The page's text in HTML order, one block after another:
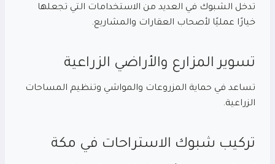
تدخل الشبوك في العديد من الاستخدامات التي تجعلها
خيارًا عمليًا لأصحاب العقارات والمشاريع.
تسوير المزارع والأراضي الزراعية
تساعد في حماية المزروعات والمواشي وتنظيم المساحات
الزراعية.
تركيب شبوك الاستراحات في مكة